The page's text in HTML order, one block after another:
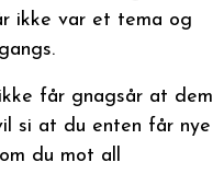
ikke var et tema og
får gnagsår at dem
si at du enten får nye
du mot all